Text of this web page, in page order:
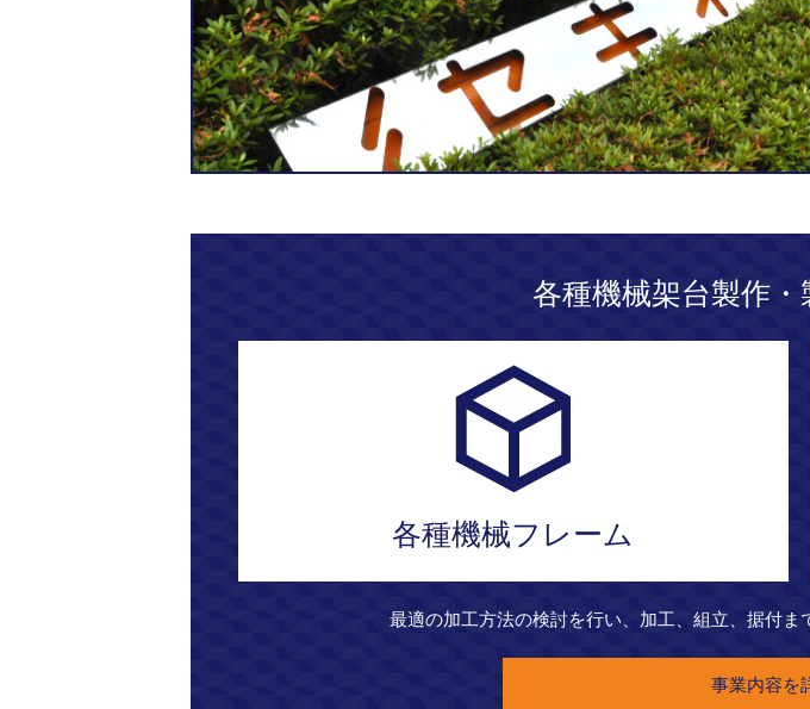
各種機械架台製作
各種機械フレーム
最適の加工方法の検討を行い、加工、組立、据付ま
事業内容を